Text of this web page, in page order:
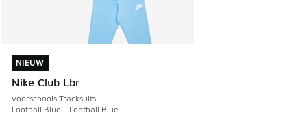
NIEUW
Nike Club Lbr
voorschools Tracksuits
Football Blue - Football Blue
NIEUW